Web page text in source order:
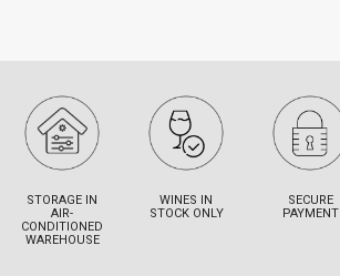
STORAGE IN
AIR-
CONDITIONED
WAREHOUSE
WINES IN
STOCK ONLY
SECURE
PAYMENT